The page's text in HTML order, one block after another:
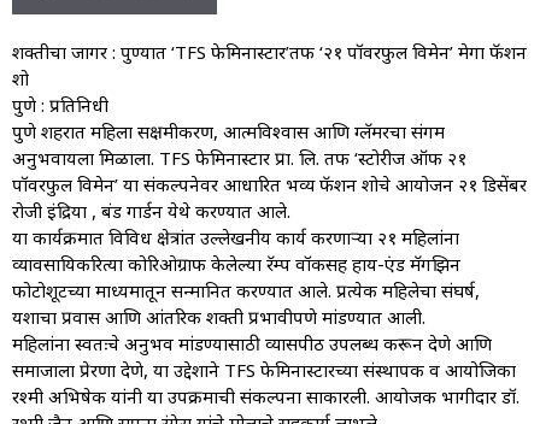
शक्तीचा जागर : पुण्यात ‘TFS फेमिनास्टार’तर्फे ‘२१ पॉवरफुल विमेन’ मेगा फॅशन
शो
पुणे : प्रतिनिधी
पुणे शहरात महिला सक्षमीकरण, आत्मविश्वास आणि ग्लॅमरचा संगम
अनुभवायला मिळाला. TFS फेमिनास्टार प्रा. लि. तर्फे ‘स्टोरीज ऑफ २१
पॉवरफुल विमेन’ या संकल्पनेवर आधारित भव्य फॅशन शोचे आयोजन २१ डिसेंबर
रोजी इंद्रिया , बंड गार्डन येथे करण्यात आले.
या कार्यक्रमात विविध क्षेत्रांत उल्लेखनीय कार्य करणाऱ्या २१ महिलांना
व्यावसायिकरित्या कोरिओग्राफ केलेल्या रॅम्प वॉकसह हाय-एंड मॅगझिन
फोटोशूटच्या माध्यमातून सन्मानित करण्यात आले. प्रत्येक महिलेचा संघर्ष,
यशाचा प्रवास आणि आंतरिक शक्ती प्रभावीपणे मांडण्यात आली.
महिलांना स्वतःचे अनुभव मांडण्यासाठी व्यासपीठ उपलब्ध करून देणे आणि
समाजाला प्रेरणा देणे, या उद्देशाने TFS फेमिनास्टारच्या संस्थापक व आयोजिका
रश्मी अभिषेक यांनी या उपक्रमाची संकल्पना साकारली. आयोजक भागीदार डॉ.